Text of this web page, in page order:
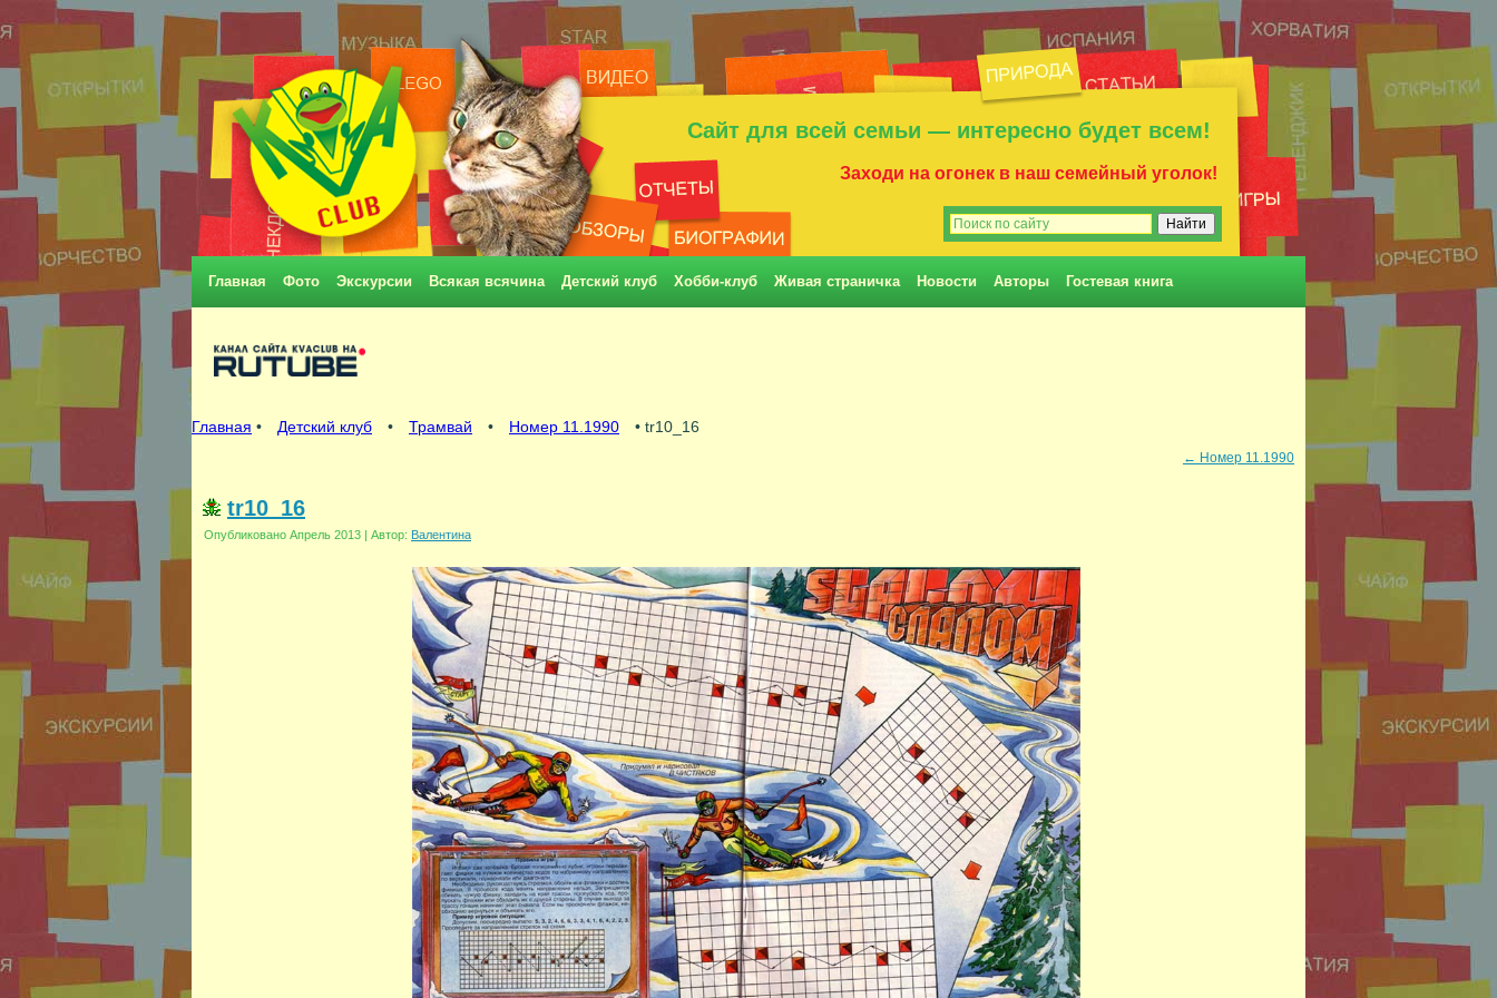
Сайт для всей семьи — интересно будет всем!
Заходи на огонек в наш семейный уголок!
Главная Фото Экскурсии Всякая всячина Детский клуб Хобби-клуб Живая страничка Новости Авторы Гостевая книга
Главная • Детский клуб • Трамвай • Номер 11.1990 • tr10_16
← Номер 11.1990
tr10_16
Опубликовано Апрель 2013 | Автор: Валентина